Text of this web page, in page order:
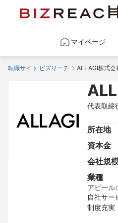
マイページ
転職サイト ビズリーチ ALLAGI株式会
代表取締
所在地
資本金
会社規
業種
アピール
自社サ
制度充実